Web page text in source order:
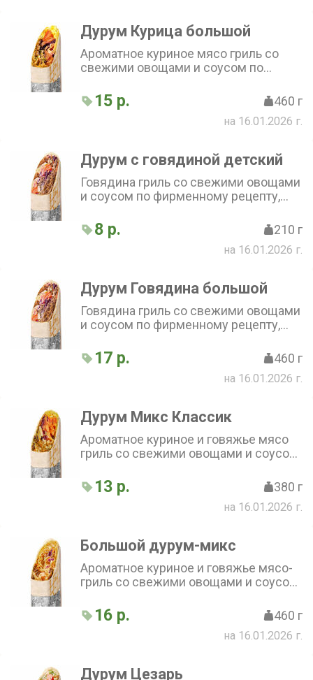
Дурум Курица большой
Ароматное куриное мясо гриль со
свежими овощами и соусом по
тонкий бездрожжевой лаваш
15 р. 460 г
на 16.01.2026 г.
Дурум с говядиной детский
Говядина гриль со свежими овощами
и соусом по фирменному рецепту,
лаваш
8 р. 210 г
на 16.01.2026 г.
Дурум Говядина большой
Говядина гриль со свежими овощами
и соусом по фирменному рецепту,
лаваш17 р. 460 г
на 16.01.2026 г.
Дурум Микс Классик
Ароматное куриное и говяжье мясо
гриль со свежими овощами и соусом
в тонкий бездрожжевой лаваш
13 р. 380 г
на 16.01.2026 г.
Большой дурум-микс
Ароматное куриное и говяжье мясо-
гриль со свежими овощами и соусом
в тонкий бездрожжевой лаваш
16 р. 460 г
на 16.01.2026 г.
Дурум Цезарь